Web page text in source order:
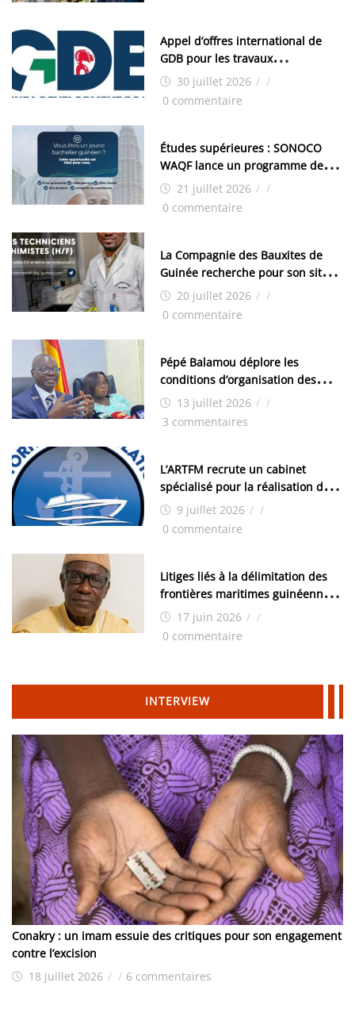
Appel d’offres international de
GDB pour les travaux
d’aménagement de la zone
industrielle de FANDJE (PAZIF)
30 juillet 2026 / /
0 commentaire
Études supérieures : SONOCO
WAQF lance un programme de
bourses pour la Malaisie
21 juillet 2026 / /
0 commentaire
La Compagnie des Bauxites de
Guinée recherche pour son site
de Kamsar des techniciens
chimistes (H/F)
20 juillet 2026 / /
0 commentaire
Pépé Balamou déplore les
conditions d’organisation des
examens nationaux : « Si ce sont
les élections, on trouve tous les
13 juillet 2026 / /
3 commentaires
L’ARTFM recrute un cabinet
spécialisé pour la réalisation des
études techniques
9 juillet 2026 / /
0 commentaire
Litiges liés à la délimitation des
frontières maritimes guinéennes:
Idrissa Chérif écrit au ministre
des Hydrocarbures
17 juin 2026 / /
0 commentaire
INTERVIEW
Conakry : un imam essuie des critiques pour son engagement
contre l’excision
18 juillet 2026 / / 6 commentaires